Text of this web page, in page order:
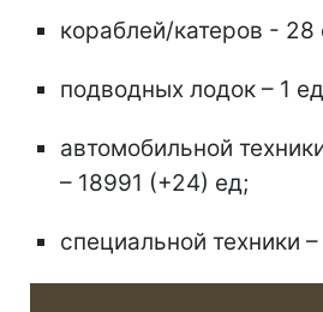
кораблей/катеров - 28
подводных лодок – 1
автомобильной
– 18991 (+24) ед;
специальной техники